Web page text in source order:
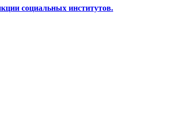
социальных институтов.